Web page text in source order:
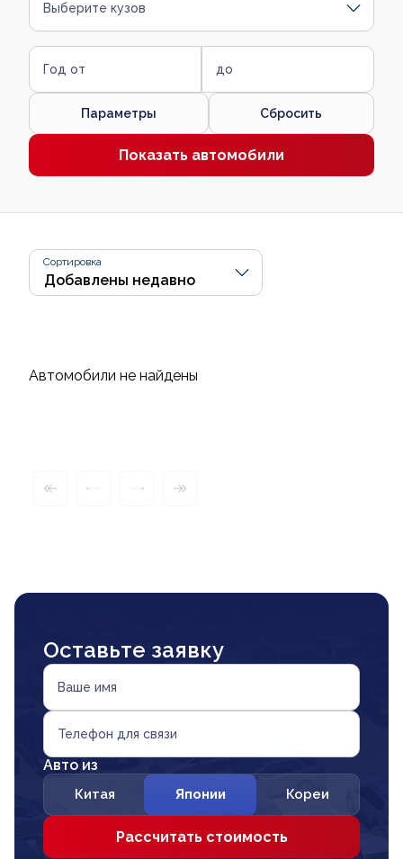
Выберите кузов
Год от до
Параметры Сбросить
Показать автомобили
Сортировка
Автомобили не найдены
Оставьте заявку
Ваше имя
Телефон для связи
Авто из
Китая Японии Кореи
Рассчитать стоимость